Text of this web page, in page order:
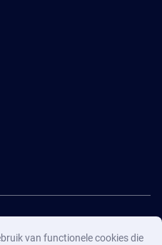
van functionele cookies die